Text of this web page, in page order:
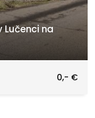
Lučenci na
0,- €